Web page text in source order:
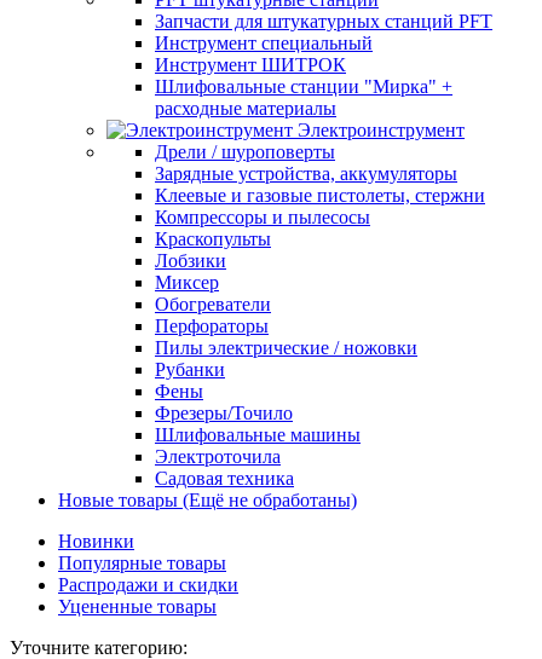
Запчасти для штукатурных станций PFT
Инструмент специальный
Инструмент ШИТРОК
Шлифовальные станции "Мирка" +
расходные материалы
Электроинструмент
Дрели / шуроповерты
Зарядные устройства, аккумуляторы
Клеевые и газовые пистолеты, стержни
Компрессоры и пылесосы
Краскопульты
Лобзики
Миксер
Обогреватели
Перфораторы
Пилы электрические / ножовки
Рубанки
Фены
Фрезеры/Точило
Шлифовальные машины
Электроточила
Садовая техника
Новые товары (Ещё не обработаны)
Новинки
Популярные товары
Распродажи и скидки
Уцененные товары
Уточните категорию: